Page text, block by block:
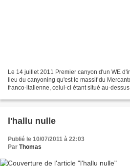
Le 14 juillet 2011 Premier canyon d'un WE
lieu du canyoning qu'est le massif du
franco-italienne, celui-ci étant situé au-
l'hallu nulle
Publié le 10/07/2011 à 22:03
Par Thomas